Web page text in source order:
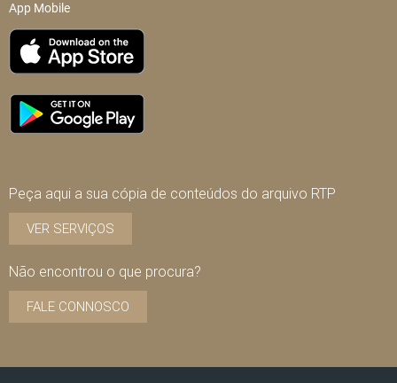
App Mobile
Peça aqui a sua cópia de conteúdos do arquivo RTP
VER SERVIÇOS
Não encontrou o que procura?
FALE CONNOSCO